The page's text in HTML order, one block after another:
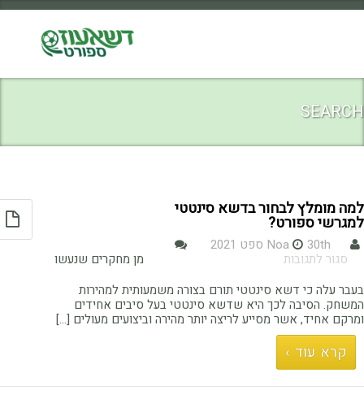
SEARCH
למה מומלץ לבחור בדשא סינטטי
למגרשי ספורט?
Noa
30th ספט 2021
סגור לתגובות
מומלץ
לבחור
בדשא
סינטטי
מן מחקרים שנעשו
בעבר עלה כי דשא סינטטי תורם בצורה משמעותית למהירות
המשחק. הסיבה לכך היא שדשא סינטטי בעל סיבים אחידים
ומרקם אחיד, אשר מסייע לריצה יותר מהירה וביצועים מעולים [...]
קרא עוד ›